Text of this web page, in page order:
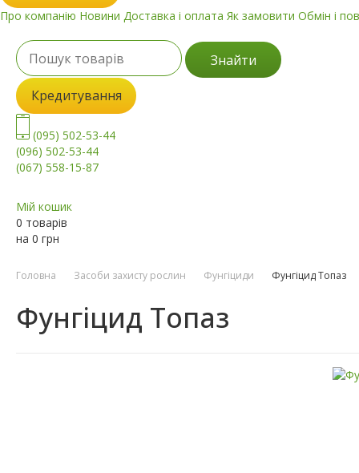
Про компанію Новини Доставка і оплата Як замовити Обмін і
Знайти
Кредитування
(095) 502-53-44
(096) 502-53-44
(067) 558-15-87
Мій кошик
0 товарів
на 0 грн
Головна Засоби захисту рослин Фунгіциди Фунгіцид Топаз
Фунгіцид Топаз